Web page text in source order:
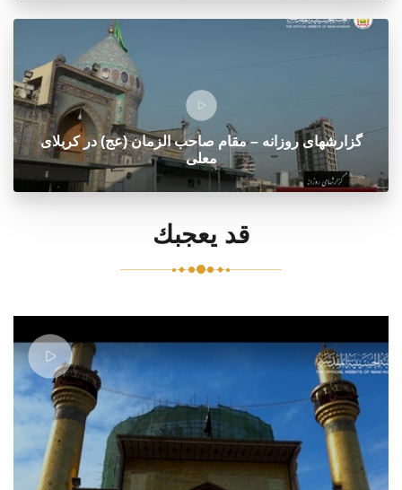
گزارشهای روزانه – مقام صاحب الزمان (عج) در کربلای
معلی
قد يعجبك